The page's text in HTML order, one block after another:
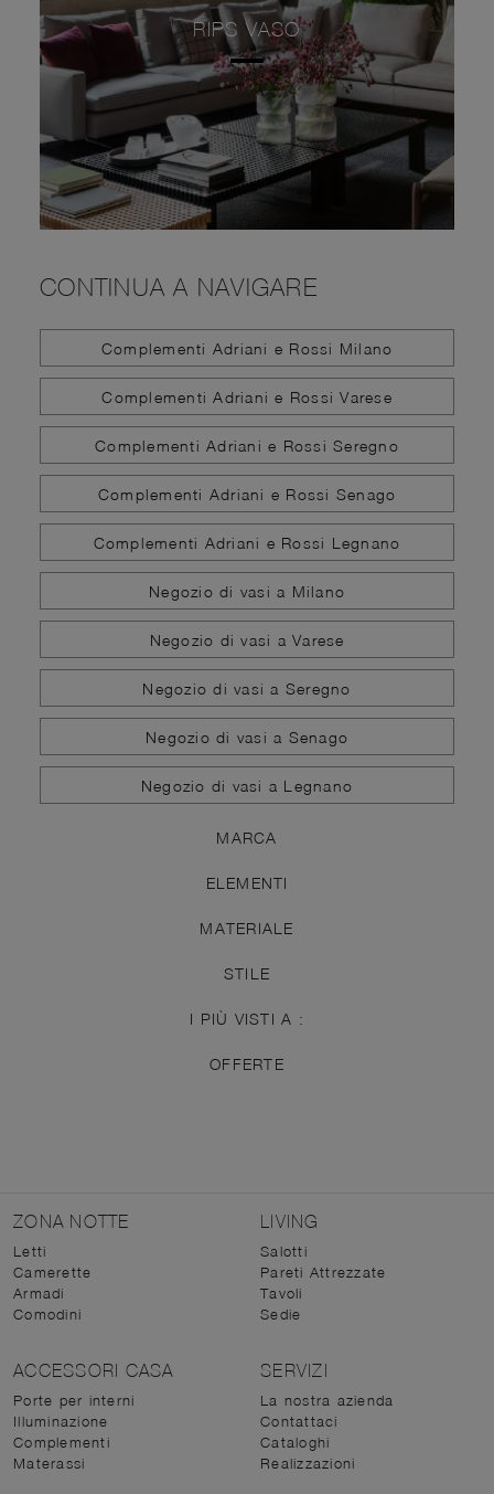
RIPS VASO
CONTINUA A NAVIGARE
Complementi Adriani e Rossi Milano
Complementi Adriani e Rossi Varese
Complementi Adriani e Rossi Seregno
Complementi Adriani e Rossi Senago
Complementi Adriani e Rossi Legnano
Negozio di vasi a Milano
Negozio di vasi a Varese
Negozio di vasi a Seregno
Negozio di vasi a Senago
Negozio di vasi a Legnano
MARCA
ELEMENTI
MATERIALE
STILE
I PIÙ VISTI A :
OFFERTE
ZONA NOTTE
Letti
Camerette
Armadi
Comodini
LIVING
Salotti
Pareti Attrezzate
Tavoli
Sedie
ACCESSORI CASA
Porte per interni
Illuminazione
Complementi
Materassi
SERVIZI
La nostra azienda
Contattaci
Cataloghi
Realizzazioni